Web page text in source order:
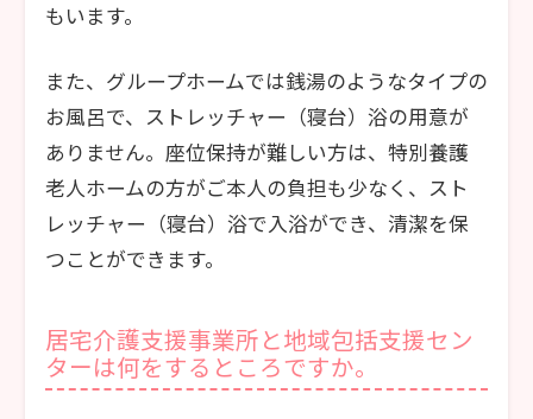
もいます。
また、グループホームでは銭湯のようなタイプの
お風呂で、ストレッチャー（寝台）浴の用意が
ありません。座位保持が難しい方は、特別養護
老人ホームの方がご本人の負担も少なく、スト
レッチャー（寝台）浴で入浴ができ、清潔を保
つことができます。
居宅介護支援事業所と地域包括支援セン
ターは何をするところですか。